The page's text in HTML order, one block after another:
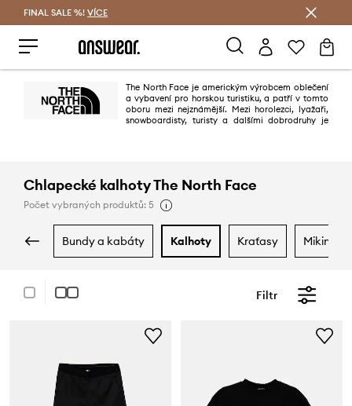
FINAL SALE %! VÍCE
The North Face je americkým výrobcem oblečení
a vybavení pro horskou turistiku, a patří v tomto
oboru mezi nejznámější. Mezi horolezci, lyažaři,
snowboardisty, turisty a dalšími dobrodruhy je
Chlapecké kalhoty The North Face
Počet vybraných produktů: 5
bundy a kabáty kalhoty kraťasy mikiny
Filtr